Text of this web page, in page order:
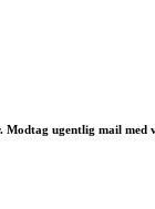
Modtag ugentlig mail med